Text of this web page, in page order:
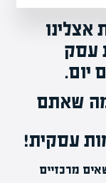
אצלינו
עסק
יום.
מה שאתם
עסקית!
מרכזיים